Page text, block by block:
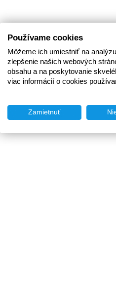
Používame cookies
Môžeme ich umiestniť na
zlepšenie našich webových
obsahu a na poskytovanie
viac informácií o cookies
Zamietnuť